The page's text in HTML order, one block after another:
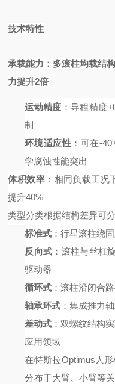
技术特性
承载能力 ：多滚柱均载结
力提升2倍
运动精度 ：导程精度
制
环境适应性 ：可在-
学腐蚀性能突出
体积效率 ：相同负载工况
提升40%
类型分类根据结构差异可
标准式 ：行星滚柱绕
反向式 ：滚柱与丝杠
驱动器
循环式 ：滚柱沿闭合
轴承环式 ：集成推力
差动式 ：双螺纹结构
应用领域
在特斯拉Optimus人
分布于大臂、小臂等